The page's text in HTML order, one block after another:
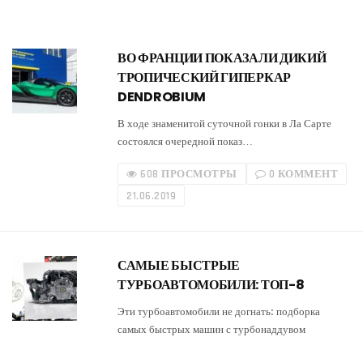
ВО ФРАНЦИИ ПОКАЗАЛИ ДИКИЙ
ТРОПИЧЕСКИЙ ГИПЕРКАР
DENDROBIUM
В ходе знаменитой суточной гонки в Ла Сарте
состоялся очередной показ…
608 ПРОСМОТРЫ
0 КОММЕНТ
21.06.2019
САМЫЕ БЫСТРЫЕ
ТУРБОАВТОМОБИЛИ: ТОП-8
Эти турбоавтомобили не догнать: подборка
самых быстрых машин с турбонаддувом